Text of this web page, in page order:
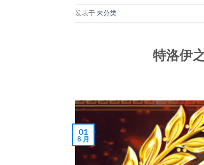
发表于未分类
特洛伊
01
8 月